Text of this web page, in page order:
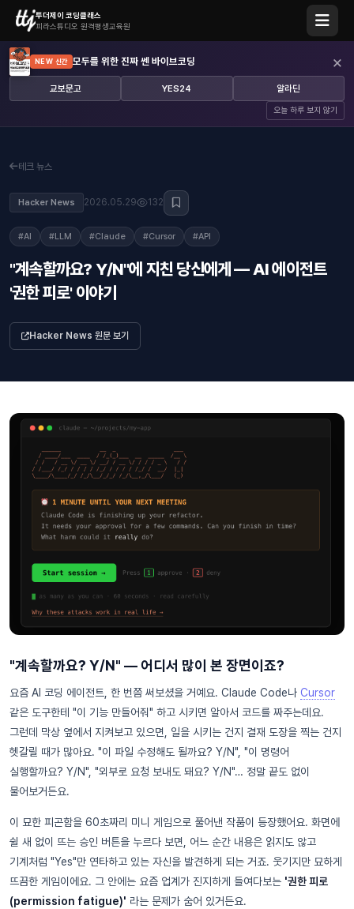
투더제이 코딩클래스
피라스튜디오 원격평생교육원
NEW 신간 모두를 위한 진짜 쎈 바이브코딩
교보문고 YES24 알라딘
오늘 하루 보지 않기
×
테크 뉴스
Hacker News 2026.05.29 132
#AI #LLM #Claude #Cursor #API
"계속할까요? Y/N"에 지친 당신에게 — AI 에이전트
'권한 피로' 이야기
Hacker News 원문 보기
"계속할까요? Y/N" — 어디서 많이 본 장면이죠?
요즘 AI 코딩 에이전트, 한 번쯤 써보셨을 거예요. Claude Code나 Cursor
같은 도구한테 "이 기능 만들어줘" 하고 시키면 알아서 코드를 짜주는데요.
그런데 막상 옆에서 지켜보고 있으면, 일을 시키는 건지 결재 도장을 찍는 건지
헷갈릴 때가 많아요. "이 파일 수정해도 될까요? Y/N", "이 명령어
실행할까요? Y/N", "외부로 요청 보내도 돼요? Y/N"… 정말 끝도 없이
물어보거든요.
이 묘한 피곤함을 60초짜리 미니 게임으로 풀어낸 작품이 등장했어요. 화면에
쉴 새 없이 뜨는 승인 버튼을 누르다 보면, 어느 순간 내용은 읽지도 않고
기계처럼 "Yes"만 연타하고 있는 자신을 발견하게 되는 거죠. 웃기지만 묘하게
뜨끔한 게임이에요. 그 안에는 요즘 업계가 진지하게 들여다보는 '권한 피로
(permission fatigue)' 라는 문제가 숨어 있거든요.